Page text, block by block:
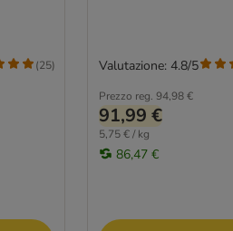
(25)
Prezzo reg. 94,98 €
91,99 €
5,75 € / kg
86,47 €
Valutazione: 4.8/5